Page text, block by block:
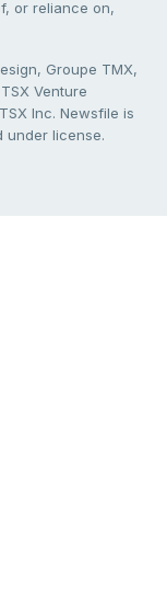
or reliance on,
Groupe TMX,
Venture
Inc. Newsfile is
under license.